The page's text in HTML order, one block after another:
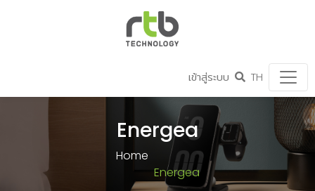
เข้าสู่ระบบ TH
Energea
Home
Energea